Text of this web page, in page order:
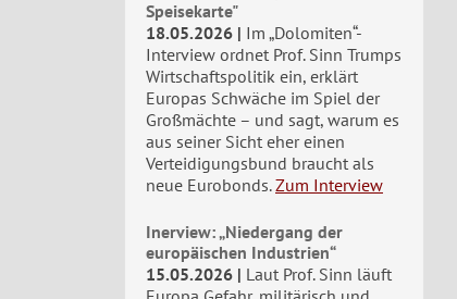
Speisekarte"
18.05.2026
Im „Dolomiten“-
Interview ordnet Prof. Sinn Trumps
Wirtschaftspolitik ein, erklärt
Europas Schwäche im Spiel der
Großmächte – und sagt, warum es
aus seiner Sicht eher einen
Verteidigungsbund braucht als
neue Eurobonds. Zum Interview
Inerview: „Niedergang der
europäischen Industrien“
15.05.2026
Laut Prof. Sinn läuft